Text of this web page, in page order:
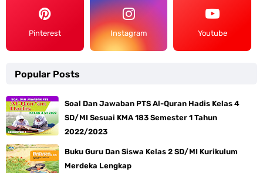
Pinterest Instagram Youtube
Popular Posts
Soal Dan Jawaban PTS Al-Quran Hadis Kelas 4
SD/MI Sesuai KMA 183 Semester 1 Tahun
2022/2023
Buku Guru Dan Siswa Kelas 2 SD/MI Kurikulum
Merdeka Lengkap